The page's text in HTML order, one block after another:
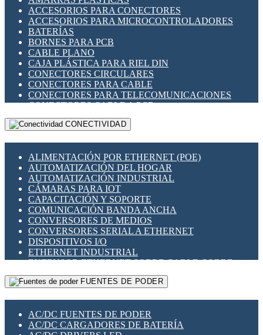
INDICADORES PARA PANEL
INTERFACES DE RELÉ
INTERRUPTORES FIN DE CARRERA
LLAVES CONMUTADORAS
MEDIDORES DE ENERGÍA Y TC'S DE CORRIENTE
MOTORES PASO A PASO
PANTALLAS HMI
PLC -CONTROLADORES LÓGICO PROGRAMABLES
PROGRAMADORES DE HORARIO
RELÉS DE PROTECCIÓN
SENSORES CAPACITIVOS
SENSORES INDUCTIVOS
TEMPORIZADORES
VARIACS
VARIADORES DE FRECUENCIA [VDF]
SECCIONADORES - INTERRUPTORES
MAQUINARIA
ACCESORIOS PARA CONECTORES
ACCESORIOS PARA MICROCONTROLADORES
BATERÍAS
BORNES PARA PCB
CABLE PLANO
CAJA PLÁSTICA PARA RIEL DIN
CONECTORES CIRCULARES
CONECTORES PARA CABLE
CONECTORES PARA TELECOMUNICACIONES
CONECTORES CABLE A PCB
CONECTORES PCB A CABLE
DIP SWITCHES
HERRAMIENTAS VARIAS
ILUMINACIÓN LED
INTERRUPTORES REED
INTERFACES DE RELÉ
OTROS RELÉS
PROTECCIÓN TÉRMICA
RELÉS AUTOMOTRICES
RELÉS DE SEÑAL
RELÉS DE ESTADO SÓLIDO SSR
RELÉS INDUSTRIALES
RELÉS MINIATURA DE POTENCIA
SENSORES MAGNÉTICOS
SWITCH Y MICROSWITCH
TARJETAS PI
CONECTIVIDAD
ALIMENTACIÓN POR ETHERNET (POE)
AUTOMATIZACIÓN DEL HOGAR
AUTOMATIZACIÓN INDUSTRIAL
CÁMARAS PARA IOT
CAPACITACIÓN Y SOPORTE
COMUNICACIÓN BANDA ANCHA
CONVERSORES DE MEDIOS
CONVERSORES SERIAL A ETHERNET
DISPOSITIVOS I/O
ETHERNET INDUSTRIAL
EXTENSOR ETHERNET SOBRE CABLE COBRE
GATEWAY LORAWAN
GESTIÓN DE REDES
PLACAS MODULARES IOT
SWITCHES Y REDES WIFI
FUENTES DE PODER
AC/DC FUENTES DE PODER
AC/DC CARGADORES DE BATERÍA